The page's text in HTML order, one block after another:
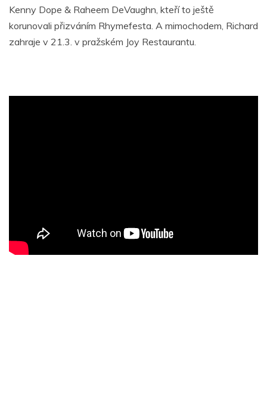
Kenny Dope & Raheem DeVaughn, kteří to ještě
korunovali přizváním Rhymefesta. A mimochodem, Richard
zahraje v 21.3. v pražském Joy Restaurantu.